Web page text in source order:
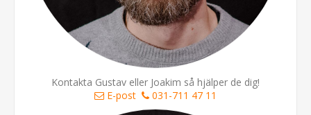
Kontakta Gustav eller Joakim så hjälper de dig!
E-post
031-711 47 11